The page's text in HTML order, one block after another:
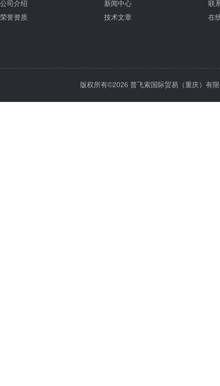
公司介绍
荣誉资质
新闻中心
技术文章
联
在
版权所有©2026 普飞索国际贸易（重庆）有